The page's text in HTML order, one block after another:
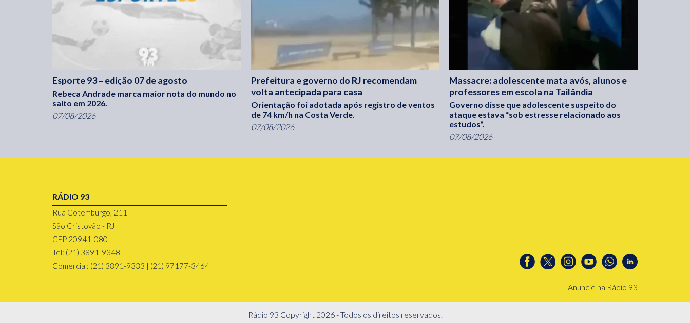
Esporte 93 – edição 07 de agosto
Rebeca Andrade marca maior nota do mundo no
salto em 2026.
07/08/2026
Prefeitura e governo do RJ recomendam
volta antecipada para casa
Orientação foi adotada após registro de ventos
de 74 km/h na Costa Verde.
07/08/2026
Massacre: adolescente mata avós, alunos e
professores em escola na Tailândia
Governo disse que adolescente suspeito do
ataque estava “sob estresse relacionado aos
estudos”.
07/08/2026
RÁDIO 93
Rua Gotemburgo, 211
São Cristovão - RJ
CEP 20941-080
Tel: (21) 3891-9348
Comercial: (21) 3891-9333 | (21) 97177-3464
Anuncie na Rádio 93
Rádio 93 Copyright 2026 - Todos os direitos reservados.